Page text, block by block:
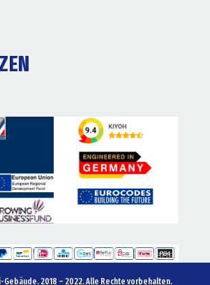
2018 – 2022. Alle Rechte vorbehalten.